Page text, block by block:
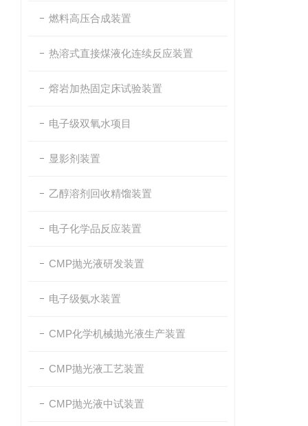
燃料高压合成装置
热溶式直接煤液化连续反应装置
熔岩加热固定床试验装置
电子级双氧水项目
显影剂装置
乙醇溶剂回收精馏装置
电子化学品反应装置
CMP抛光液研发装置
电子级氨水装置
CMP化学机械抛光液生产装置
CMP抛光液工艺装置
CMP抛光液中试装置